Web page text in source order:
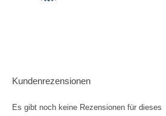
Kundenrezensionen
Es gibt noch keine Rezensionen für dieses